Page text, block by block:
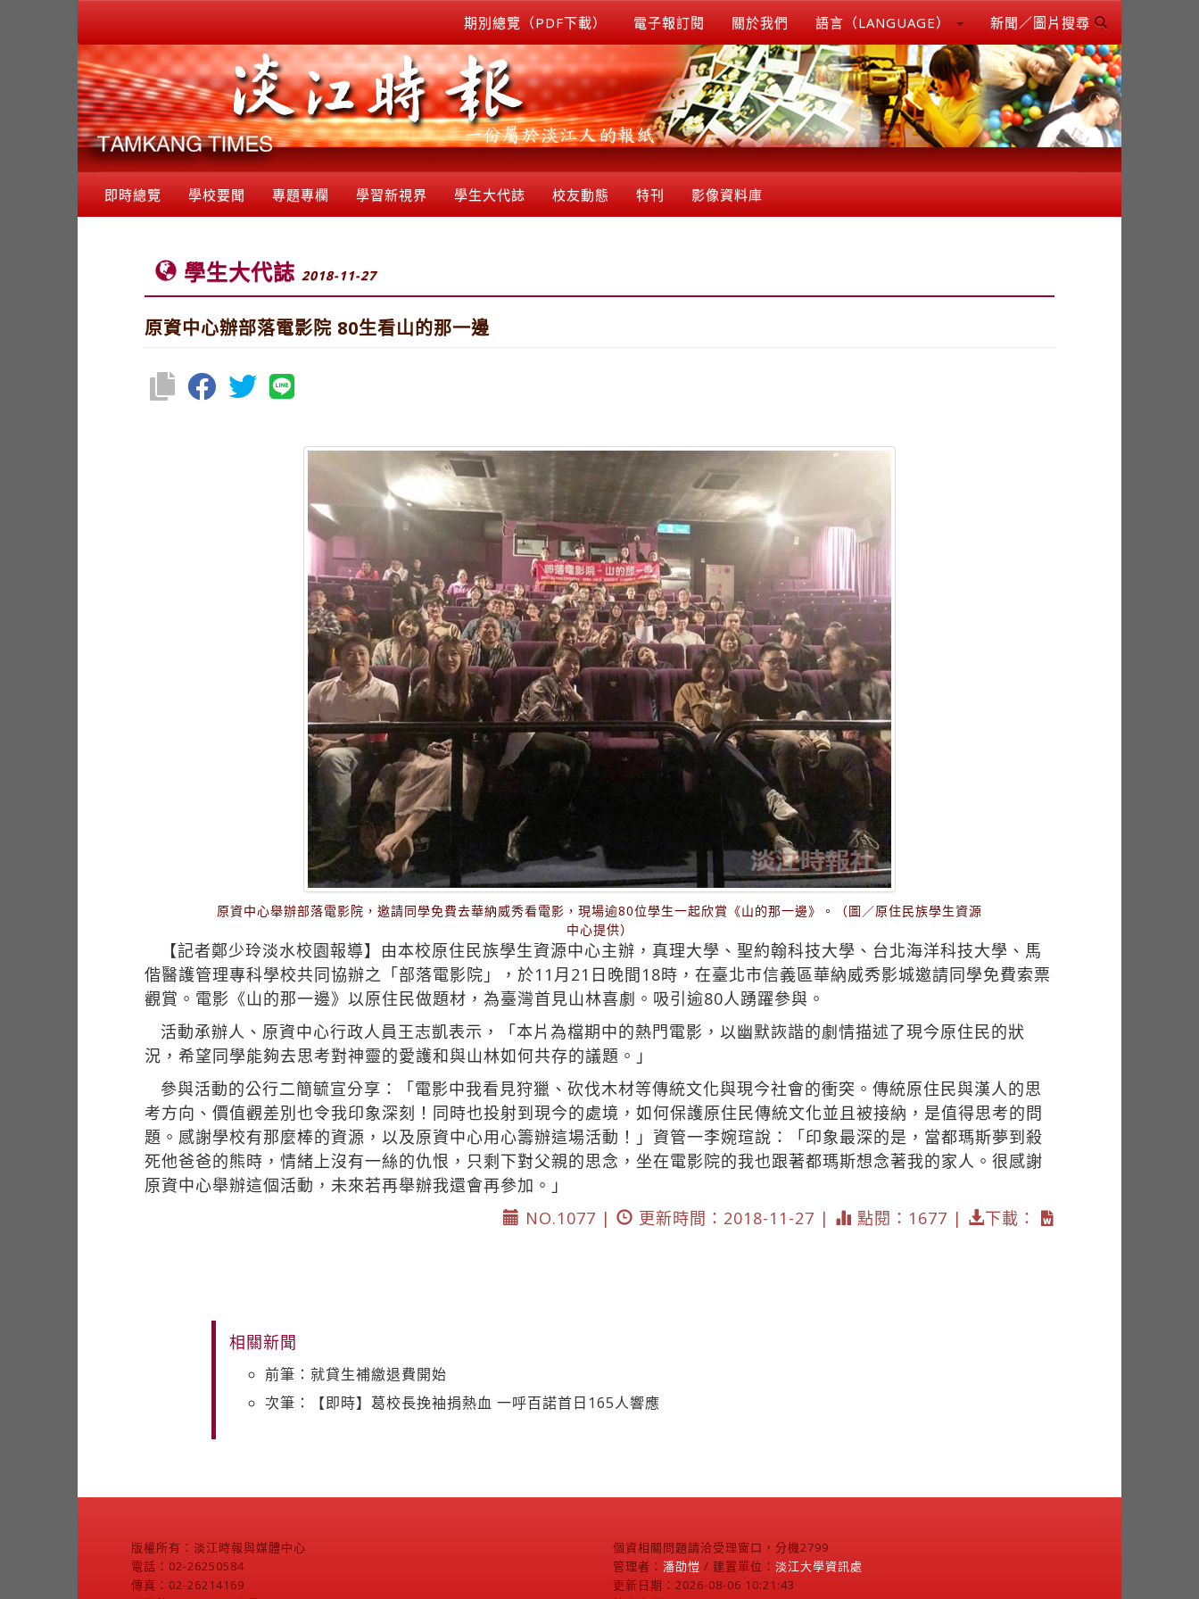
期別總覽（PDF下載） 電子報訂閱 關於我們 語言（LANGUAGE） 新聞／圖片搜尋
即時總覽 學校要聞 專題專欄 學習新視界 學生大代誌 校友動態 特刊 影像資料庫
學生大代誌 2018-11-27
原資中心辦部落電影院 80生看山的那一邊
原資中心舉辦部落電影院，邀請同學免費去華納威秀看電影，現場逾80位學生一起欣賞《山的那一邊》。（圖／原住民族學生資源
中心提供）
【記者鄭少玲淡水校園報導】由本校原住民族學生資源中心主辦，真理大學、聖約翰科技大學、台北海洋科技大學、馬
偕醫護管理專科學校共同協辦之「部落電影院」，於11月21日晚間18時，在臺北市信義區華納威秀影城邀請同學免費索票
觀賞。電影《山的那一邊》以原住民做題材，為臺灣首見山林喜劇。吸引逾80人踴躍參與。
活動承辦人、原資中心行政人員王志凱表示，「本片為檔期中的熱門電影，以幽默詼諧的劇情描述了現今原住民的狀
況，希望同學能夠去思考對神靈的愛護和與山林如何共存的議題。」
參與活動的公行二簡毓宣分享：「電影中我看見狩獵、砍伐木材等傳統文化與現今社會的衝突。傳統原住民與漢人的思
考方向、價值觀差別也令我印象深刻！同時也投射到現今的處境，如何保護原住民傳統文化並且被接納，是值得思考的問
題。感謝學校有那麼棒的資源，以及原資中心用心籌辦這場活動！」資管一李婉瑄說：「印象最深的是，當都瑪斯夢到殺
死他爸爸的熊時，情緒上沒有一絲的仇恨，只剩下對父親的思念，坐在電影院的我也跟著都瑪斯想念著我的家人。很感謝
原資中心舉辦這個活動，未來若再舉辦我還會再參加。」
NO.1077 |
更新時間：2018-11-27 | 點閱：1677 | 下載：
相關新聞
前筆：就貸生補繳退費開始
次筆：【即時】葛校長挽袖捐熱血 一呼百諾首日165人響應
版權所有：淡江時報與媒體中心
電話：02-26250584
傳真：02-26214169
個資相關問題請洽受理窗口，分機2799
管理者： 潘劭愷 / 建置單位： 淡江大學資訊處
更新日期：2026-08-06 10:21:43